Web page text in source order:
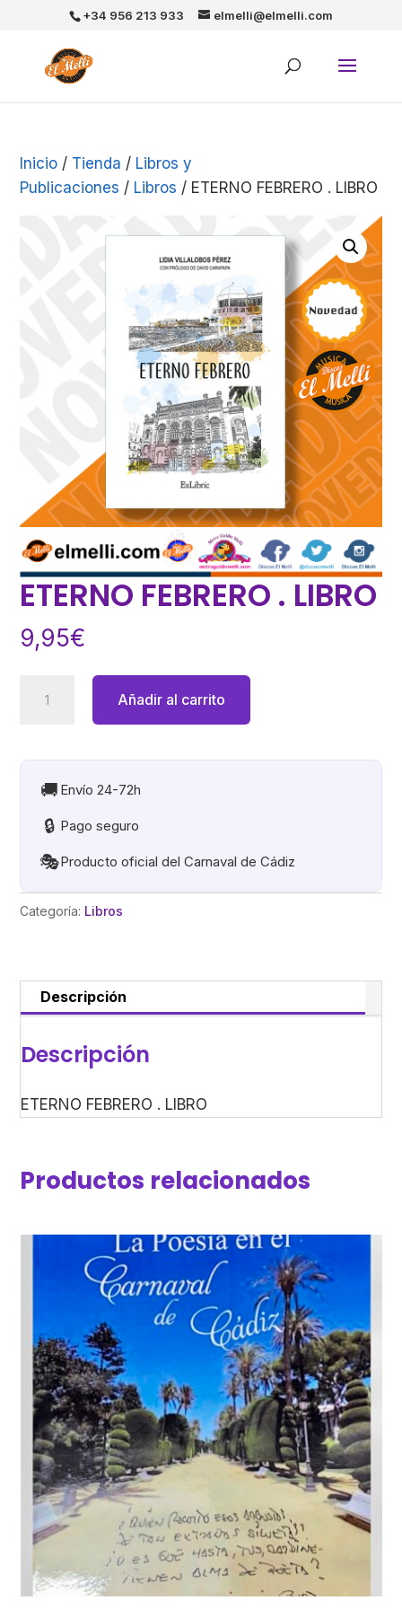
+34 956 213 933 elmelli@elmelli.com
Inicio / Tienda / Libros y
Publicaciones / Libros / ETERNO FEBRERO . LIBRO
ETERNO FEBRERO . LIBRO
9,95€
FEBRERO
LIBRO
cantidad
Añadir al carrito
🚚 Envío 24-72h
🔒 Pago seguro
🎭Producto oficial del Carnaval de Cádiz
Categoría: Libros
Descripción
Descripción
ETERNO FEBRERO . LIBRO
Productos relacionados